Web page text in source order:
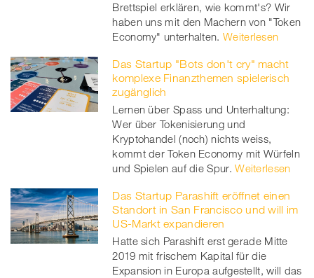
Brettspiel erklären, wie kommt's? Wir
haben uns mit den Machern von "Token
Economy" unterhalten. Weiterlesen
Das Startup "Bots don't cry" macht
komplexe Finanzthemen spielerisch
zugänglich
Lernen über Spass und Unterhaltung:
Wer über Tokenisierung und
Kryptohandel (noch) nichts weiss,
kommt der Token Economy mit Würfeln
und Spielen auf die Spur. Weiterlesen
Das Startup Parashift eröffnet einen
Standort in San Francisco und will im
US-Markt expandieren
Hatte sich Parashift erst gerade Mitte
2019 mit frischem Kapital für die
Expansion in Europa aufgestellt, will das